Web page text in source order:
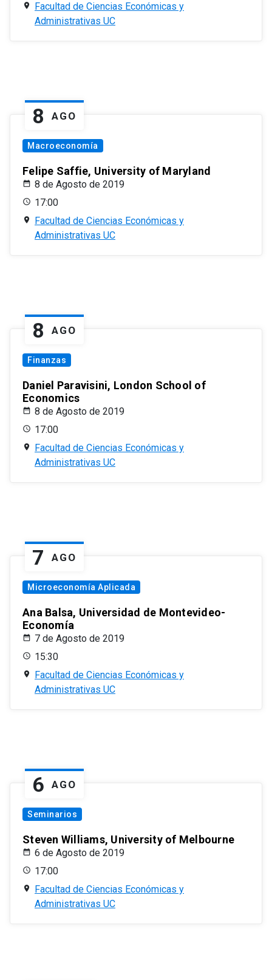
Facultad de Ciencias Económicas y
Administrativas UC
8 AGO
Macroeconomía
Felipe Saffie, University of Maryland
8 de Agosto de 2019
17:00
Facultad de Ciencias Económicas y
Administrativas UC
8 AGO
Finanzas
Daniel Paravisini, London School of
Economics
8 de Agosto de 2019
17:00
Facultad de Ciencias Económicas y
Administrativas UC
7 AGO
Microeconomía Aplicada
Ana Balsa, Universidad de Montevideo-
Economía
7 de Agosto de 2019
15:30
Facultad de Ciencias Económicas y
Administrativas UC
6 AGO
Seminarios
Steven Williams, University of Melbourne
6 de Agosto de 2019
17:00
Facultad de Ciencias Económicas y
Administrativas UC